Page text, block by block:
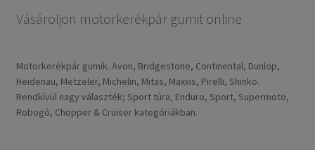
Vásároljon motorkerékpár gumit online
Motorkerékpár gumik. Avon, Bridgestone, Continental, Dunlop,
Heidenau, Metzeler, Michelin, Mitas, Maxxis, Pirelli, Shinko.
Rendkívül nagy választék; Sport túra, Enduro, Sport, Supermoto,
Robogó, Chopper & Cruiser kategóriákban.